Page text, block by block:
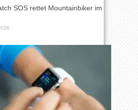
SOS rettet Mountainbiker im